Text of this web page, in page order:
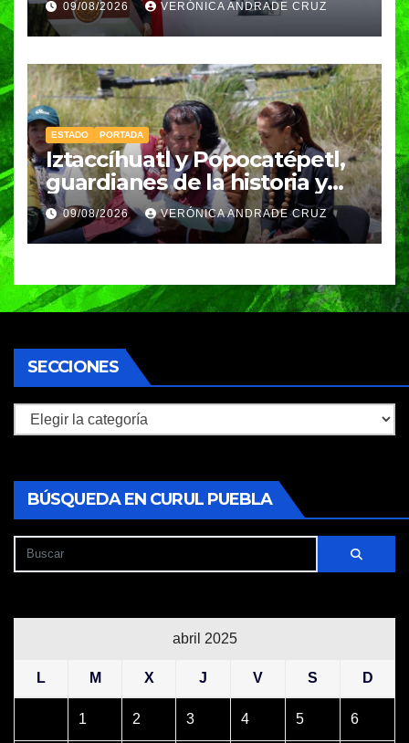
Sheinbaum
09/08/2026 VERÓNICA ANDRADE CRUZ
ESTADO PORTADA
Iztaccíhuatl y Popocatépetl,
guardianes de la historia y
fuentes de vida para Puebla:
Armenta
09/08/2026 VERÓNICA ANDRADE CRUZ
SECCIONES
Secciones
BÚSQUEDA EN CURUL PUEBLA
abril 2025
L M X J V S D
1 2 3 4 5 6